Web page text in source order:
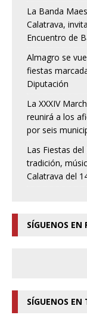
La Banda
Calatrava,
Encuentro de
Almagro se
fiestas
Diputación
La XXXIV
reunirá a los
por seis
Las Fiestas
tradición,
Calatrava del
SÍGUENOS EN
SÍGUENOS